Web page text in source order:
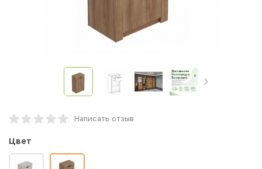
Написать отзыв
Цвет